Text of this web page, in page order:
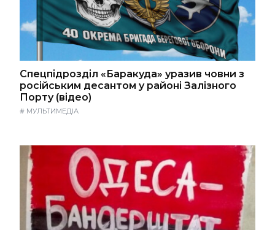
Спецпідрозділ «Баракуда» уразив човни з
російським десантом у районі Залізного
Порту (відео)
# МУЛЬТИМЕДІА